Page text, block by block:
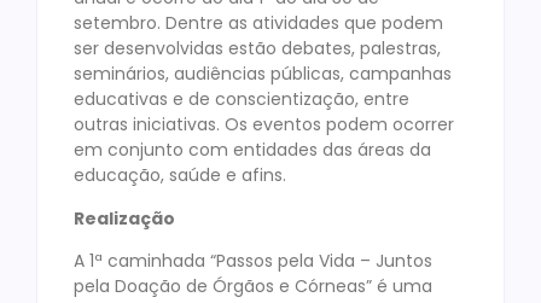
setembro. Dentre as atividades que podem
ser desenvolvidas estão debates, palestras,
seminários, audiências públicas, campanhas
educativas e de conscientização, entre
outras iniciativas. Os eventos podem ocorrer
em conjunto com entidades das áreas da
educação, saúde e afins.
Realização
A 1ª caminhada “Passos pela Vida – Juntos
pela Doação de Órgãos e Córneas” é uma